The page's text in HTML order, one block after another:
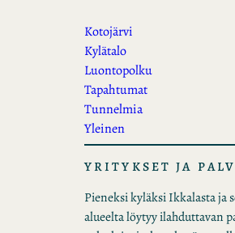
Kotojärvi
Kylätalo
Luontopolku
Tapahtumat
Tunnelmia
Yleinen
YRITYKSET JA
Pieneksi kyläksi Ikkalasta ja
alueelta löytyy ilahduttavan